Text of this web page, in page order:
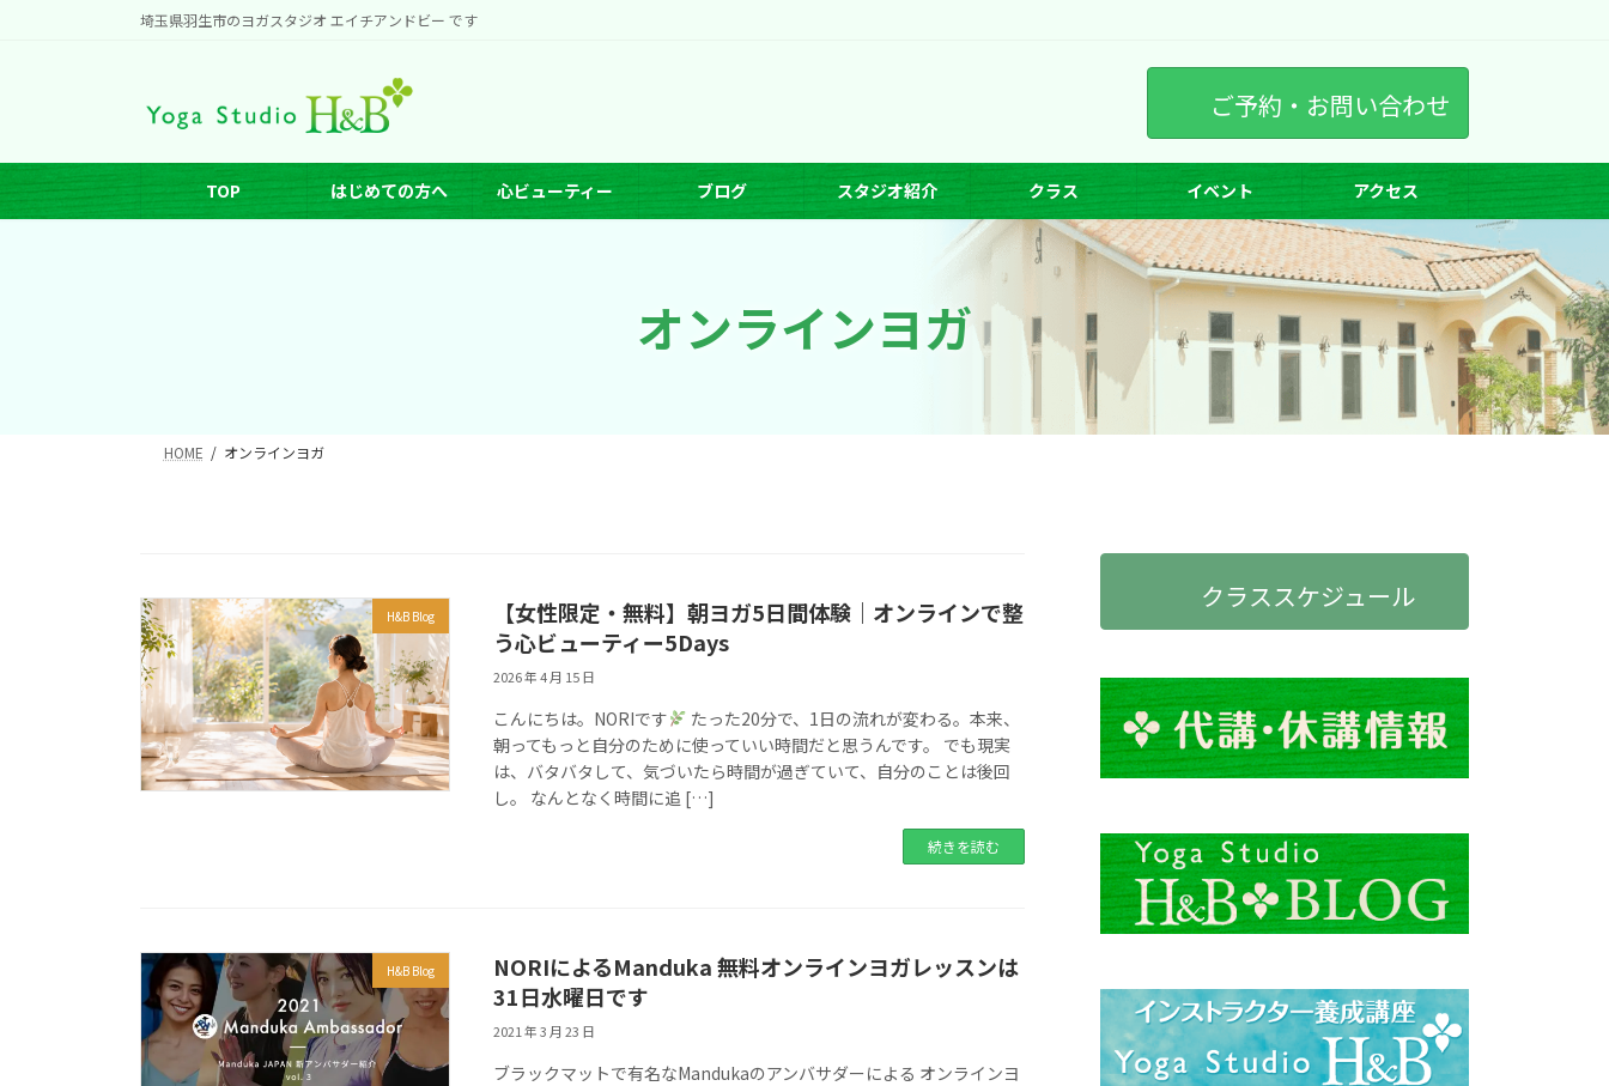
ツ
へ
ス
シ
ョ
ン
埼玉県羽生市のヨガスタジオ エイチアンドビー です
ご予約・お問い合わせ
TOP はじめての方へ 心ビューティー ブログ スタジオ紹介 クラス イベント アクセス
オンラインヨガ
HOME オンラインヨガ
H&B Blog
【女性限定・無料】朝ヨガ5日間体験｜オンラインで整
う心ビューティー5Days
2026 年 4 月 15 日
こんにちは。NORIです
たった20分で、1日の流れが変わる。本来、
朝ってもっと自分のために使っていい時間だと思うんです。 でも現実
は、バタバタして、気づいたら時間が過ぎていて、自分のことは後回
し。 なんとなく時間に追 […]
続きを読む
H&B Blog
NORIによるManduka 無料オンラインヨガレッスンは
31日水曜日です
2021 年 3 月 23 日
ブラックマットで有名なMandukaのアンバサダーによる オンラインヨ
クラススケジュール